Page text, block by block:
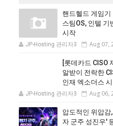
핸드헬드 게임
스팀OS, 인텔 기
시작
JP-Hosting 관리자3 Aug 07,
[롯데카드 CISO
알받이 전락한
인재 엑소더스
JP-Hosting 관리자3 Aug 06,
압도적인 위압감
자 군주 성진우'